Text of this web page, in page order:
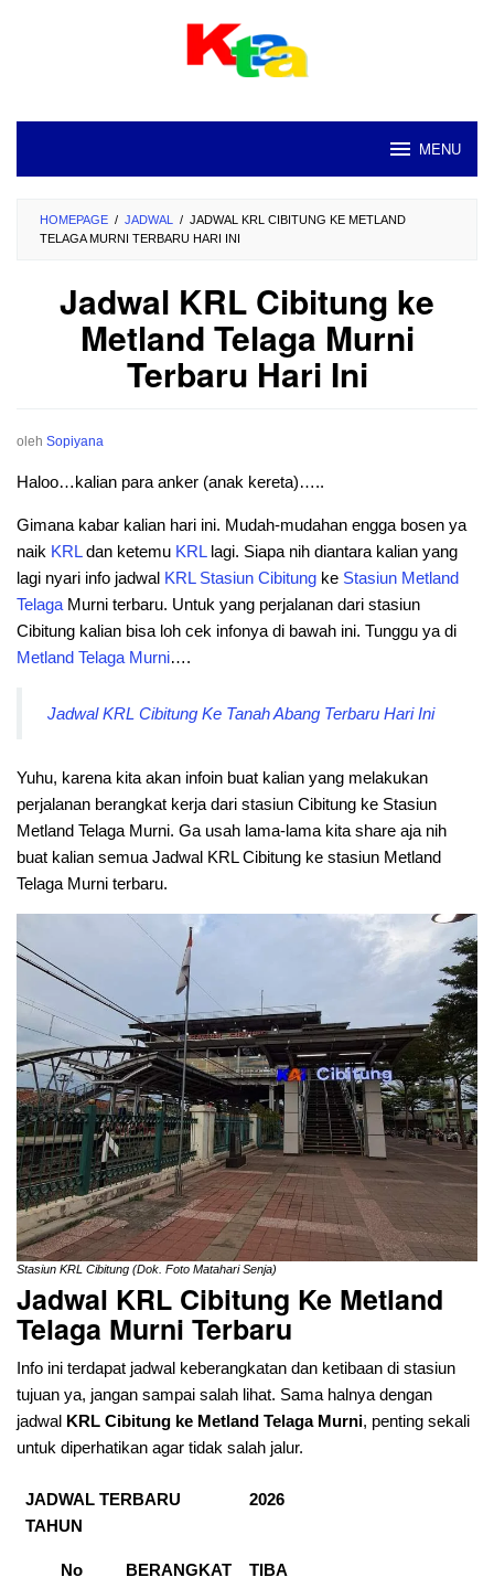
MENU
HOMEPAGE / JADWAL / JADWAL KRL CIBITUNG KE METLAND
TELAGA MURNI TERBARU HARI INI
Jadwal KRL Cibitung ke
Metland Telaga Murni
Terbaru Hari Ini
oleh Sopiyana
Haloo…kalian para anker (anak kereta)…..
Gimana kabar kalian hari ini. Mudah-mudahan engga bosen ya
naik KRLdan ketemu KRLlagi. Siapa nih diantara kalian yang
lagi nyari info jadwal KRL Stasiun Cibitung ke Stasiun Metland
Telaga Murni terbaru. Untuk yang perjalanan dari stasiun
Cibitung kalian bisa loh cek infonya di bawah ini. Tunggu ya di
Metland Telaga Murni….
Jadwal KRL Cibitung Ke Tanah Abang Terbaru Hari Ini
Yuhu, karena kita akan infoin buat kalian yang melakukan
perjalanan berangkat kerja dari stasiun Cibitung ke Stasiun
Metland Telaga Murni. Ga usah lama-lama kita share aja nih
buat kalian semua Jadwal KRL Cibitung ke stasiun Metland
Telaga Murni terbaru.
Stasiun KRL Cibitung (Dok. Foto Matahari Senja)
Jadwal KRL Cibitung Ke Metland
Telaga Murni Terbaru
Info ini terdapat jadwal keberangkatan dan ketibaan di stasiun
tujuan ya, jangan sampai salah lihat. Sama halnya dengan
jadwal KRL Cibitung ke Metland Telaga Murni, penting sekali
untuk diperhatikan agar tidak salah jalur.
JADWAL TERBARU
TAHUN
2026
No
BERANGKAT
TIBA